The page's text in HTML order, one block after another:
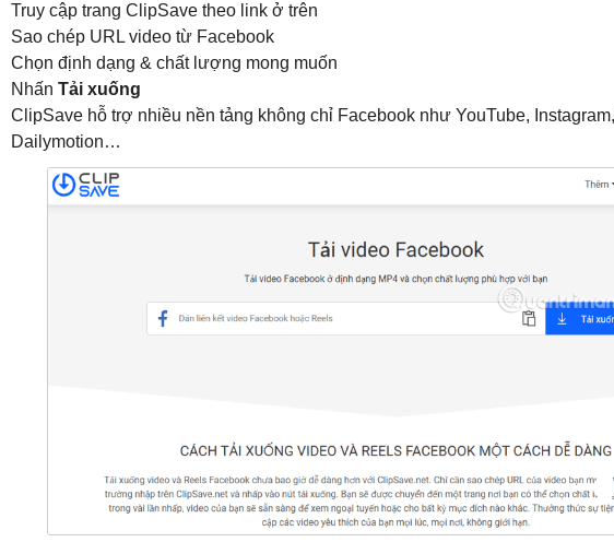
Truy cập trang ClipSave theo link ở trên
Sao chép URL video từ Facebook
Chọn định dạng & chất lượng mong muốn
Nhấn Tải xuống
ClipSave hỗ trợ nhiều nền tảng không chỉ Facebook như YouTube,
Dailymotion…